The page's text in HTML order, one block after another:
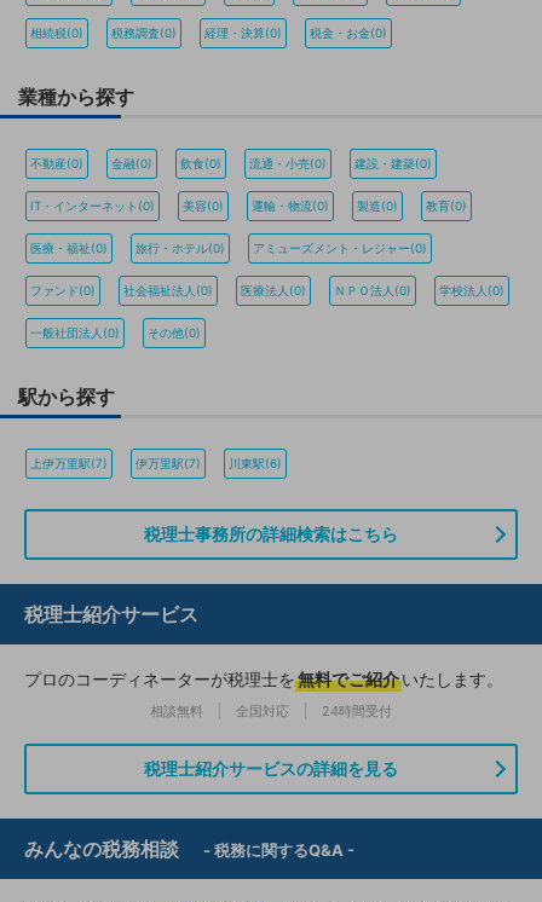
相続税(0) 税務調査(0) 経理・決算(0) 税金・お金(0)
業種から探す
不動産(0) 金融(0) 飲食(0) 流通・小売(0) 建設・建築(0)
IT・インターネット(0) 美容(0) 運輸・物流(0) 製造(0) 教育(0)
医療・福祉(0) 旅行・ホテル(0) アミューズメント・レジャー(0)
ファンド(0) 社会福祉法人(0) 医療法人(0) ＮＰＯ法人(0) 学校法人(0)
一般社団法人(0) その他(0)
駅から探す
上伊万里駅(7) 伊万里駅(7) 川東駅(6)
税理士事務所の詳細検索はこちら
税理士紹介サービス
プロのコーディネーターが税理士を無料でご紹介いたします。
相談無料 全国対応 24時間受付
税理士紹介サービスの詳細を見る
みんなの税務相談 - 税務に関するQ&A -